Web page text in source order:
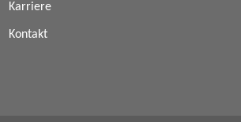
Karriere
Kontakt